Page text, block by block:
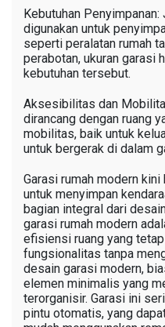
Kebutuhan
digunakan untuk
seperti peralatan rumah
perabotan, ukuran garasi
kebutuhan tersebut.
Aksesibilitas dan
dirancang dengan ruang
mobilitas, baik untuk
untuk bergerak di dalam
Garasi rumah modern
untuk menyimpan
bagian integral dari
garasi rumah modern
efisiensi ruang yang
fungsionalitas tanpa
desain garasi modern,
elemen minimalis yang
terorganisir. Garasi ini
pintu otomatis, yang